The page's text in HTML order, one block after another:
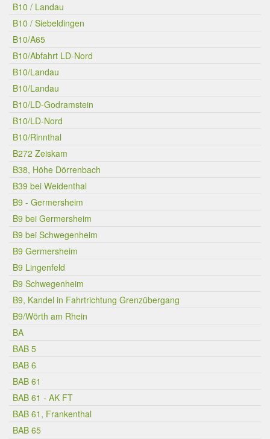
B10 / Landau
B10 / Siebeldingen
B10/A65
B10/Abfahrt LD-Nord
B10/Landau
B10/Landau
B10/LD-Godramstein
B10/LD-Nord
B10/Rinnthal
B272 Zeiskam
B38, Höhe Dörrenbach
B39 bei Weidenthal
B9 - Germersheim
B9 bei Germersheim
B9 bei Schwegenheim
B9 Germersheim
B9 Lingenfeld
B9 Schwegenheim
B9, Kandel in Fahrtrichtung Grenzübergang
B9/Wörth am Rhein
BA
BAB 5
BAB 6
BAB 61
BAB 61 - AK FT
BAB 61, Frankenthal
BAB 65